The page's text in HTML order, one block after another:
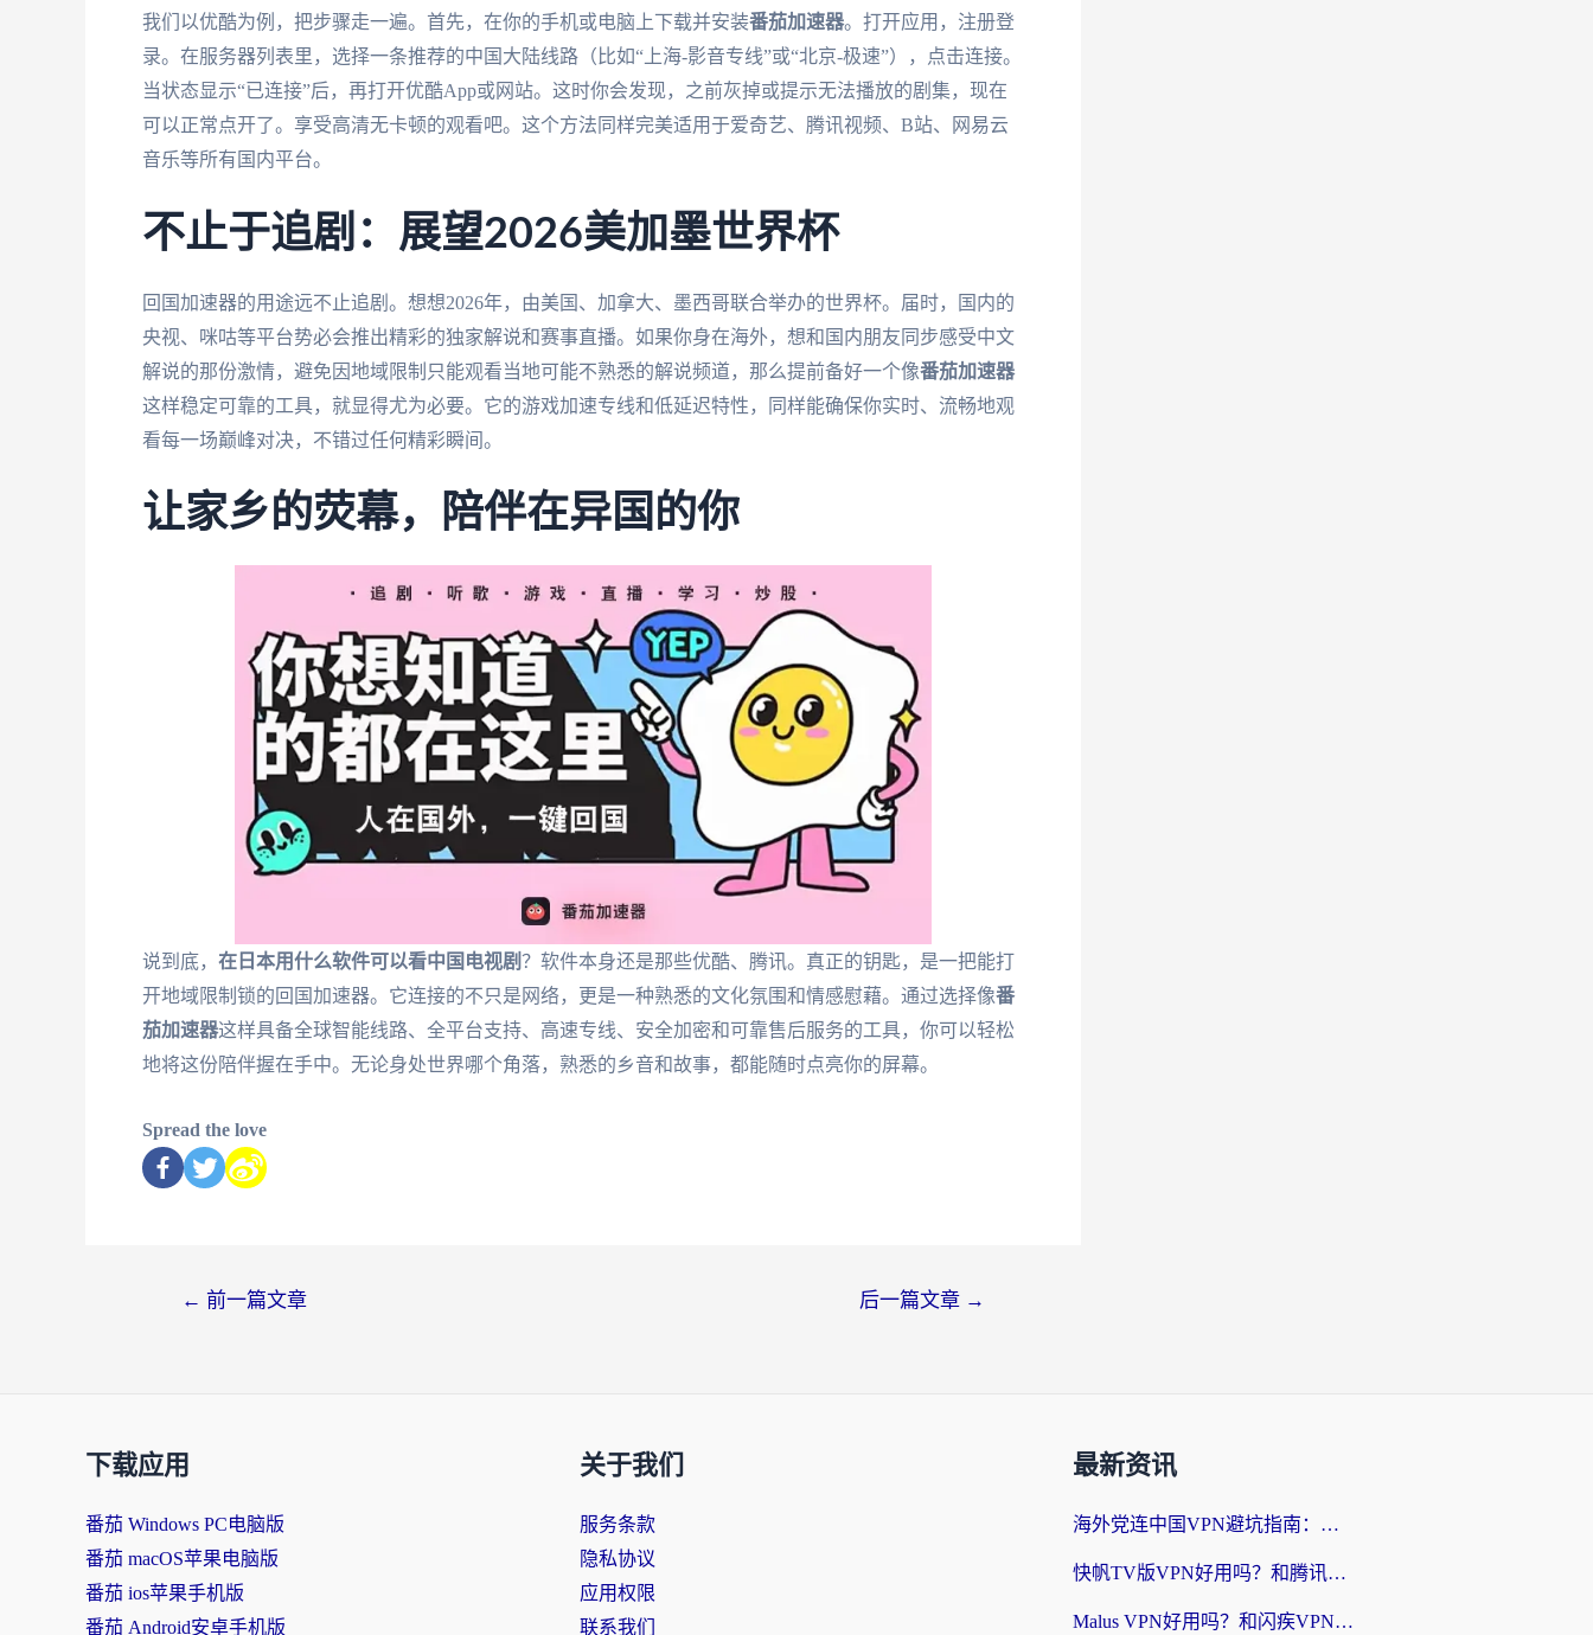
我们以优酷为例，把步骤走一遍。首先，在你的手机或电脑上下载并安装番茄加速器。打开应用，注册登
录。在服务器列表里，选择一条推荐的中国大陆线路（比如“上海-影音专线”或“北京-极速”），点击连接。
当状态显示“已连接”后，再打开优酷App或网站。这时你会发现，之前灰掉或提示无法播放的剧集，现在
可以正常点开了。享受高清无卡顿的观看吧。这个方法同样完美适用于爱奇艺、腾讯视频、B站、网易云
音乐等所有国内平台。
不止于追剧：展望2026美加墨世界杯
回国加速器的用途远不止追剧。想想2026年，由美国、加拿大、墨西哥联合举办的世界杯。届时，国内的
央视、咪咕等平台势必会推出精彩的独家解说和赛事直播。如果你身在海外，想和国内朋友同步感受中文
解说的那份激情，避免因地域限制只能观看当地可能不熟悉的解说频道，那么提前备好一个像番茄加速器
这样稳定可靠的工具，就显得尤为必要。它的游戏加速专线和低延迟特性，同样能确保你实时、流畅地观
看每一场巅峰对决，不错过任何精彩瞬间。
让家乡的荧幕，陪伴在异国的你
说到底， 在日本用什么软件可以看中国电视剧？软件本身还是那些优酷、腾讯。真正的钥匙，是一把能打
开地域限制锁的回国加速器。它连接的不只是网络，更是一种熟悉的文化氛围和情感慰藉。通过选择像番
茄加速器这样具备全球智能线路、全平台支持、高速专线、安全加密和可靠售后服务的工具，你可以轻松
地将这份陪伴握在手中。无论身处世界哪个角落，熟悉的乡音和故事，都能随时点亮你的屏幕。
Spread the love
← 前一篇文章 后一篇文章 →
下载应用
番茄 Windows PC电脑版
番茄 macOS苹果电脑版
番茄 ios苹果手机版
番茄 Android安卓手机版
关于我们
服务条款
隐私协议
应用权限
联系我们
最新资讯
海外党连中国VPN避坑指南：如何选到真正能无缝刷国内资源的加速器？
快帆TV版VPN好用吗？和腾讯VPN对比哪个回国效果更好？海外党必看的真实体验指南
Malus VPN好用吗？和闪疾VPN对比哪个回国效果更好？海外华人的实用避坑指南